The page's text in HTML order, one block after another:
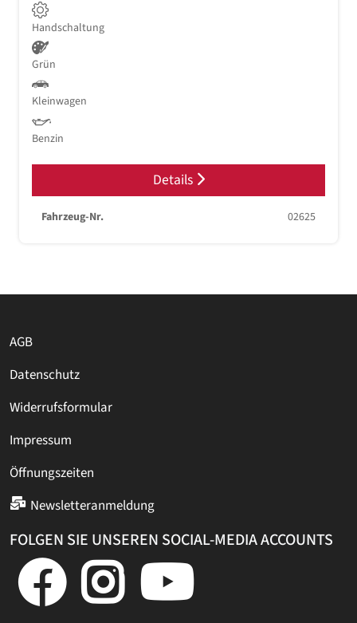
Handschaltung
Grün
Kleinwagen
Benzin
Details
Fahrzeug-Nr. 02625
AGB
Datenschutz
Widerrufsformular
Impressum
Öffnungszeiten
Newsletteranmeldung
FOLGEN SIE UNSEREN SOCIAL-MEDIA ACCOUNTS